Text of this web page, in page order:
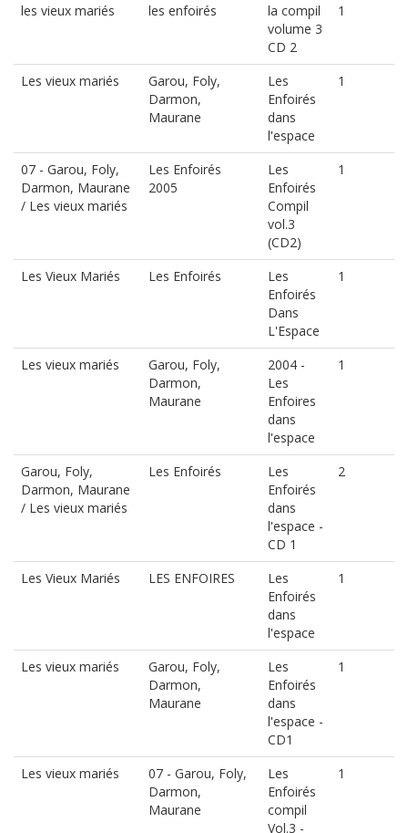
les vieux mariés les enfoirés
la compil
volume 3
CD 2
1
Les vieux mariés
Garou, Foly,
Darmon,
Maurane
Les
Enfoirés
dans
l'espace
1
07 - Garou, Foly,
Darmon, Maurane
/ Les vieux mariés
Les Enfoirés
2005
Les
Enfoirés
Compil
vol.3
(CD2)
1
Les Vieux Mariés Les Enfoirés
Les
Enfoirés
Dans
L'Espace
1
Les vieux mariés
Garou, Foly,
Darmon,
Maurane
2004 -
Les
Enfoires
dans
l'espace
1
Garou, Foly,
Darmon, Maurane
/ Les vieux mariés
Les Enfoirés
Les
Enfoirés
dans
l'espace -
CD 1
2
Les Vieux Mariés LES ENFOIRES
Les
Enfoirés
dans
l'espace
1
Les vieux mariés
Garou, Foly,
Darmon,
Maurane
Les
Enfoirés
dans
l'espace -
CD1
1
Les vieux mariés
07 - Garou, Foly,
Darmon,
Maurane
Les
Enfoirés
compil
Vol.3 -
1